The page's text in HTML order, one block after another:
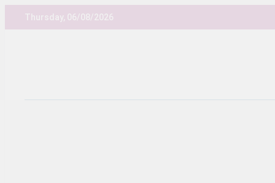
content
Thursday, 06/08/2026